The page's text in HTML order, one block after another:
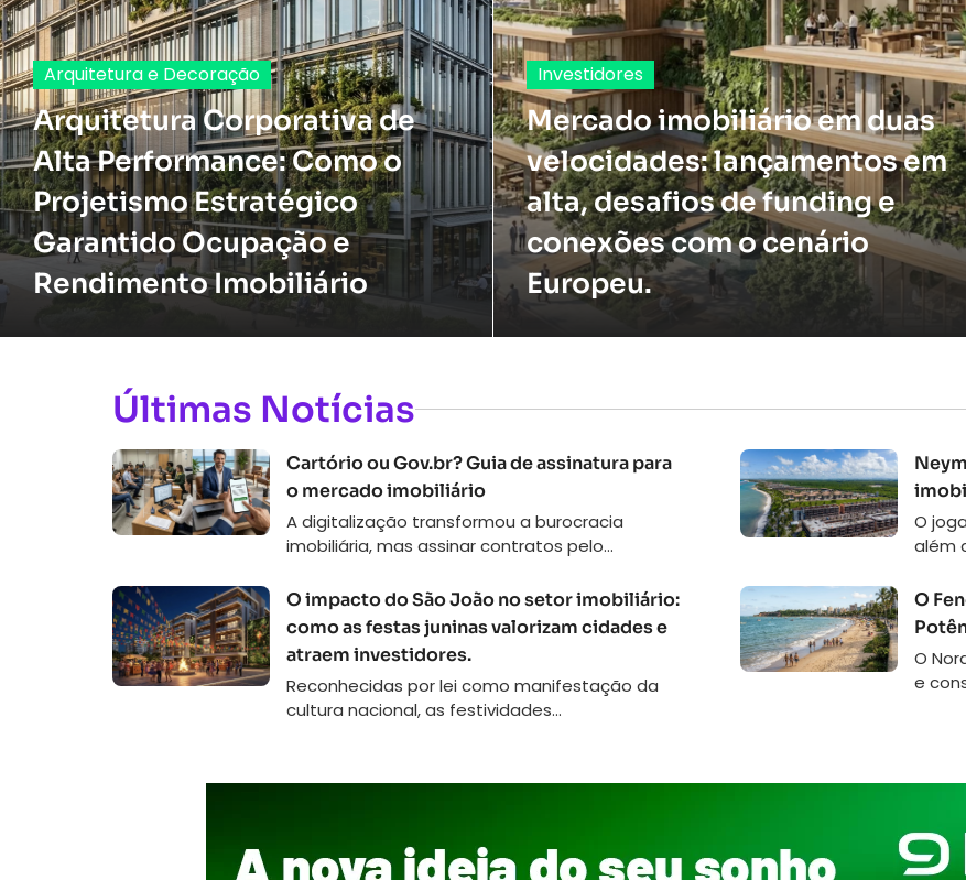
Arquitetura e Decoração
Arquitetura Corporativa de
Alta Performance: Como o
Projetismo Estratégico
Garantido Ocupação e
Rendimento Imobiliário
Investidores
Mercado imobiliário em duas
velocidades: lançamentos em
alta, desafios de funding e
conexões com o cenário
Europeu.
Últimas Notícias
Cartório ou Gov.br? Guia de assinatura para
o mercado imobiliário
A digitalização transformou a burocracia
imobiliária, mas assinar contratos pelo...
​O
além
O impacto do São João no setor imobiliário:
como as festas juninas valorizam cidades e
atraem investidores.
Reconhecidas por lei como manifestação da
cultura nacional, as festividades...
O
O
e